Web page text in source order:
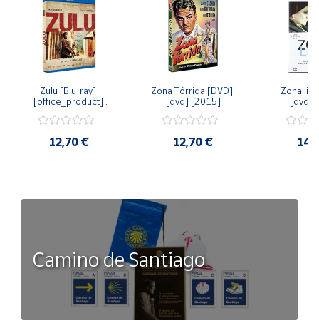
Zulu [Blu-ray]
[office_product]
12,70 €
Zona Tórrida [DVD]
[dvd] [2015]
12,70 €
Zona
[dvd]
Camino de Santiago